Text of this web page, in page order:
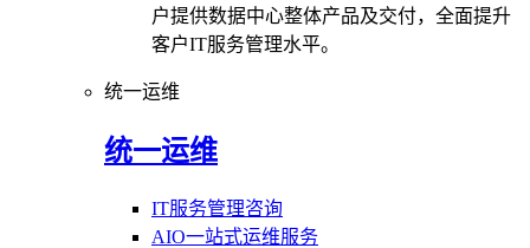
户提供数据中心整体产品及交付，全面提升
客户IT服务管理水平。
统一运维
统一运维
IT服务管理咨询
AIO一站式运维服务